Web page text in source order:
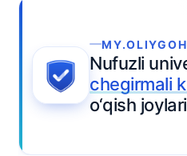
MY.OLIYGOH.UZ
universitetlarda
kontrakt
joylari